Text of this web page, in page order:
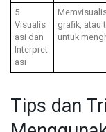
5.
Visualis
asi dan
Interpret
asi
grafik, atau
untuk
Tips dan